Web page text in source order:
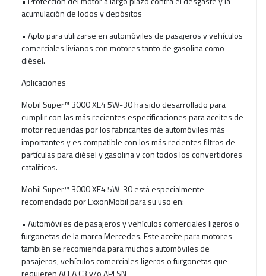
acumulación de lodos y depósitos
• Apto para utilizarse en automóviles de pasajeros y vehículos
comerciales livianos con motores tanto de gasolina como
diésel.
Aplicaciones
Mobil Super™ 3000 XE4 5W-30 ha sido desarrollado para
cumplir con las más recientes especificaciones para aceites de
motor requeridas por los fabricantes de automóviles más
importantes y es compatible con los más recientes filtros de
partículas para diésel y gasolina y con todos los convertidores
catalíticos.
Mobil Super™ 3000 XE4 5W-30 está especialmente
recomendado por ExxonMobil para su uso en:
• Automóviles de pasajeros y vehículos comerciales ligeros o
furgonetas de la marca Mercedes. Este aceite para motores
también se recomienda para muchos automóviles de
pasajeros, vehículos comerciales ligeros o furgonetas que
requieren ACEA C3 y/o API SN